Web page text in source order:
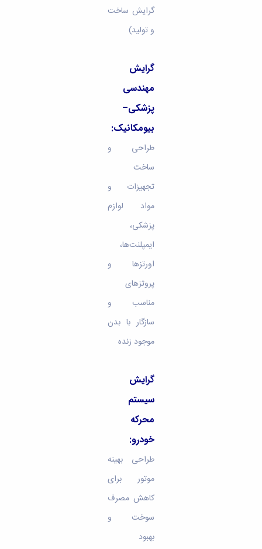
گرایش ساخت
و تولید)
گرایش
مهندسی
پزشکی–
بیومکانیک:
طراحی و
ساخت
تجهیزات و
مواد لوازم
پزشکی،
ایمپلنت‌ها،
اورتزها و
پروتزهای
مناسب و
سازگار با بدن
موجود زنده‌
گرایش
سیستم
محرکه
خودرو:
طراحی بهینه
موتور برای
کاهش مصرف
سوخت و
بهبود